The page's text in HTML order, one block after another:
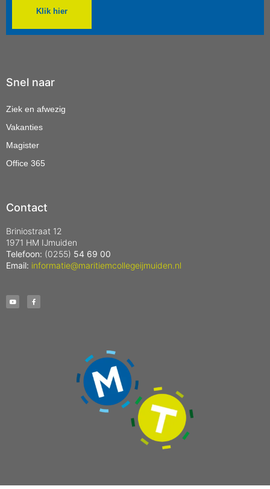
Klik hier
Snel naar
Ziek en afwezig
Vakanties
Magister
Office 365
Contact
Briniostraat 12
1971 HM IJmuiden
Telefoon: (0255) 54 69 00
Email: informatie@maritiemcollegeijmuiden.nl